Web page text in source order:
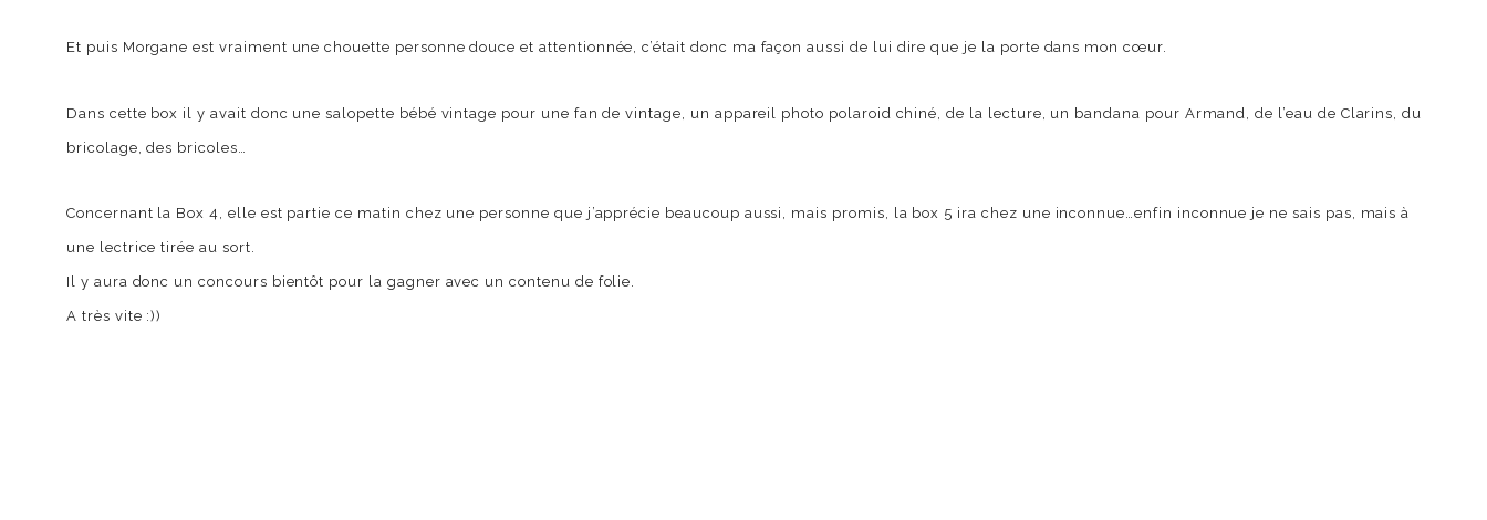
Et puis Morgane est vraiment une chouette personne douce et attentionnée, c’était donc ma façon aussi de lui dire que je la porte dans mon cœur.
Dans cette box il y avait donc une salopette bébé vintage pour une fan de vintage, un appareil photo polaroid chiné, de la lecture, un bandana pour Armand, de l’eau de Clarins, du
bricolage, des bricoles…
Concernant la Box 4, elle est partie ce matin chez une personne que j’apprécie beaucoup aussi, mais promis, la box 5 ira chez une inconnue…enfin inconnue je ne sais pas, mais à
une lectrice tirée au sort.
Il y aura donc un concours bientôt pour la gagner avec un contenu de folie.
A très vite :))